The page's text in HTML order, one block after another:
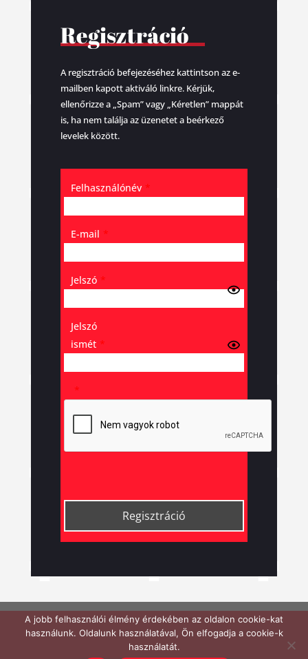
Regisztráció
A regisztráció befejezéséhez kattintson az e-
mailben kapott aktiváló linkre. Kérjük,
ellenőrizze a „Spam” vagy „Kéretlen” mappát
is, ha nem találja az üzenetet a beérkező
levelek között.
Felhasználónév *
E-mail *
Jelszó *
Jelszó
ismét *
*
A jobb felhasználói élmény érdekében az oldalon cookie-kat
használunk. Oldalunk használatával, Ön elfogadja a cookie-k
használatát.